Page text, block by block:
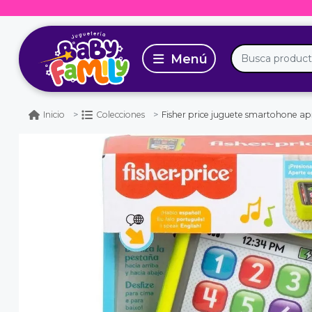
Inicio Colecciones Fisher price juguete smartohone